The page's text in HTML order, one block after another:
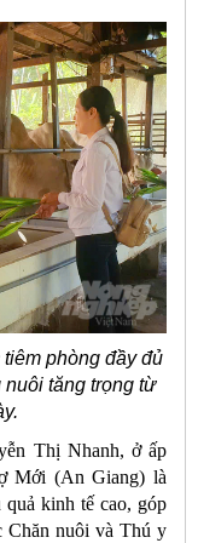
phòng đầy đủ
tăng trọng từ
Thị Nhanh, ở ấp
Mới (An Giang) là
kinh tế cao, góp
Chăn nuôi và Thú y